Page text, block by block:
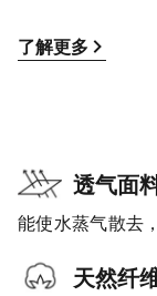
了解更多
透气面
能使水蒸气散去
天然纤